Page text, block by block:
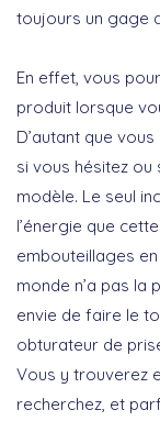
toujours un gage
En effet, vous
produit lorsque
D’autant que
si vous hésitez ou
modèle. Le seul
l’énergie que
embouteillages
monde n’a pas la
envie de faire le
obturateur de
Vous y trouverez
recherchez, et